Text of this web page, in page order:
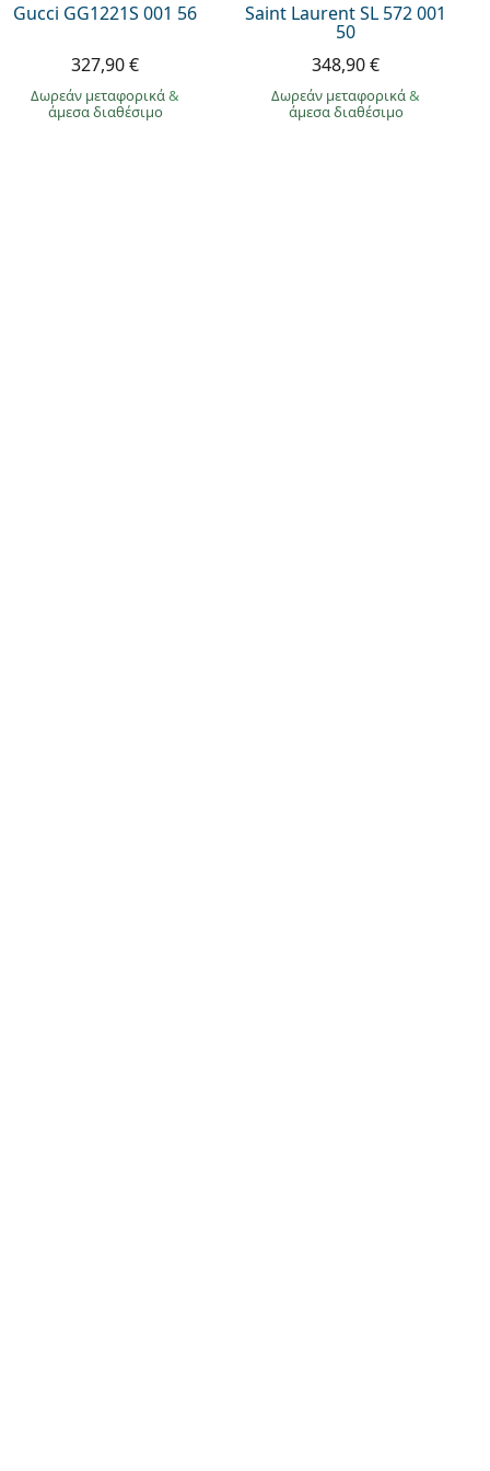
Gucci GG1221S 001 56
327,90 €
Δωρεάν μεταφορικά&
άμεσα διαθέσιμο
Saint Laurent SL 572 001
50
348,90 €
Δωρεάν μεταφορικά&
άμεσα διαθέσιμο